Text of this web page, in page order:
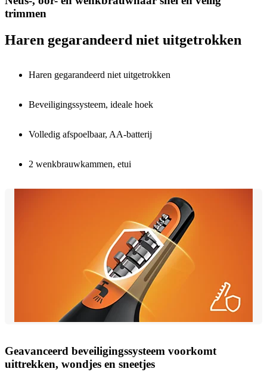
trimmen
Haren gegarandeerd niet uitgetrokken
Haren gegarandeerd niet uitgetrokken
Beveiligingssysteem, ideale hoek
Volledig afspoelbaar, AA-batterij
2 wenkbrauwkammen, etui
Geavanceerd beveiligingssysteem voorkomt
uittrekken, wondjes en sneetjes